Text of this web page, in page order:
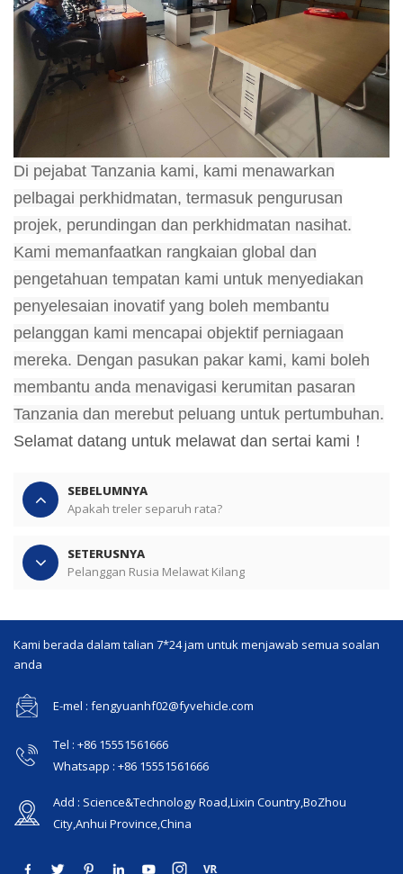
Di pejabat Tanzania kami, kami menawarkan
pelbagai perkhidmatan, termasuk pengurusan
projek, perundingan dan perkhidmatan nasihat.
Kami memanfaatkan rangkaian global dan
pengetahuan tempatan kami untuk menyediakan
penyelesaian inovatif yang boleh membantu
pelanggan kami mencapai objektif perniagaan
mereka. Dengan pasukan pakar kami, kami boleh
membantu anda menavigasi kerumitan pasaran
Tanzania dan merebut peluang untuk pertumbuhan.
Selamat datang untuk melawat dan sertai kami！
SEBELUMNYA
Apakah treler separuh rata?
SETERUSNYA
Pelanggan Rusia Melawat Kilang
Kami berada dalam talian 7*24 jam untuk menjawab semua soalan
anda
E-mel : fengyuanhf02@fyvehicle.com
Tel : +86 15551561666
Whatsapp : +86 15551561666
Add : Science&Technology Road,Lixin Country,BoZhou
City,Anhui Province,China